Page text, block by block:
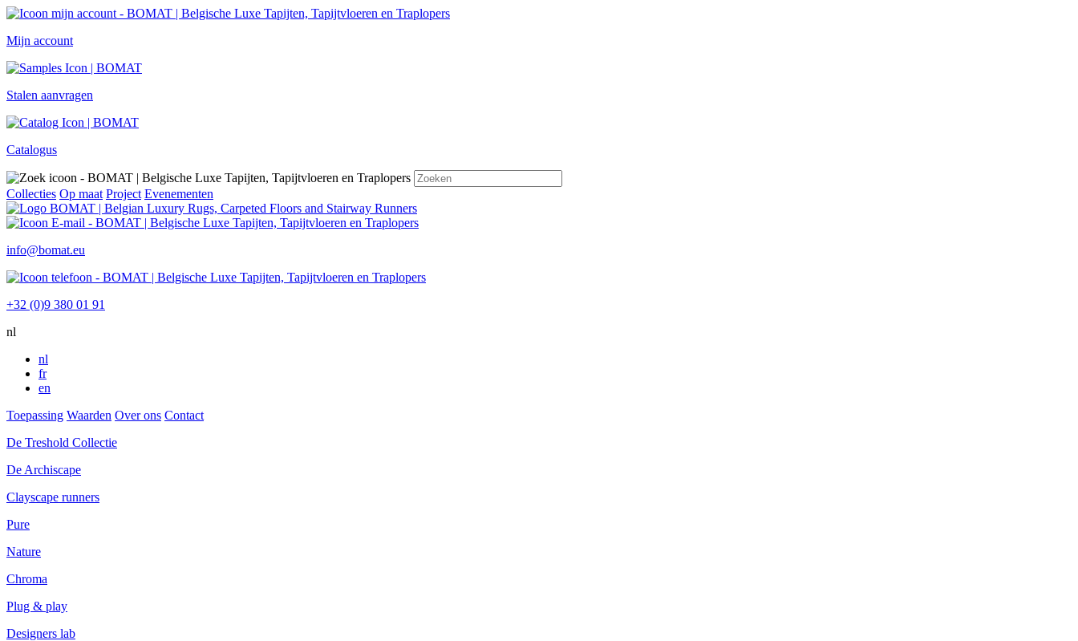
Mijn account
Stalen aanvragen
Catalogus
Collecties Op maat Project Evenementen
info@bomat.eu
+32 (0)9 380 01 91
nl
nl
fr
en
Toepassing Waarden Over ons Contact
De Treshold Collectie
De Archiscape
Clayscape runners
Pure
Nature
Chroma
Plug & play
Designers lab